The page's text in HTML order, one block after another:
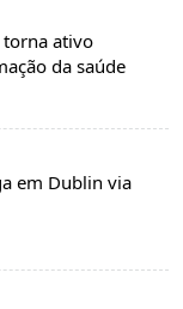
torna ativo
da saúde
em Dublin via